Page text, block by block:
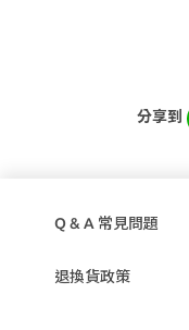
分享到
Q & A 常見問題
退換貨政策